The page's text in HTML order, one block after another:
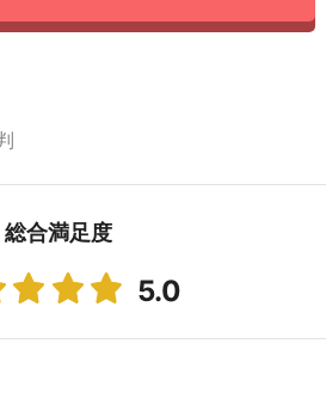
総合満足度
5.0